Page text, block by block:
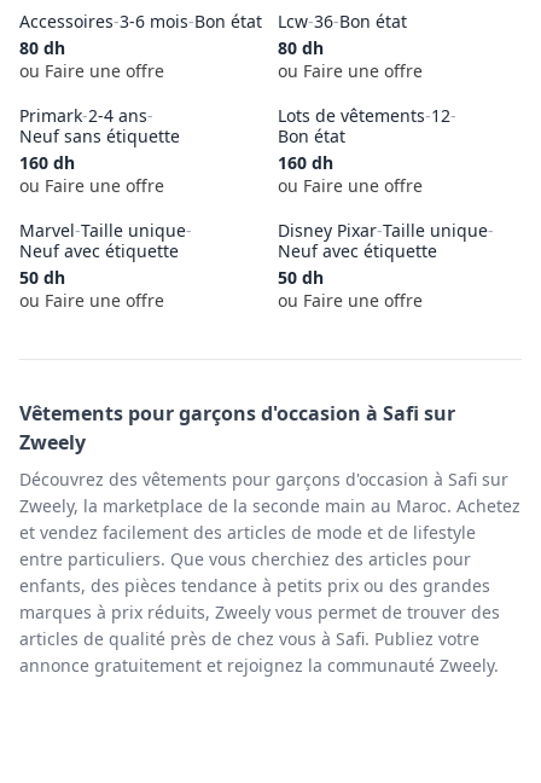
Accessoires-3-6 mois-Bon état
80 dh
ou Faire une offre
Lcw-36-Bon état
80 dh
ou Faire une offre
Primark-2-4 ans-
Neuf sans étiquette
160 dh
ou Faire une offre
Lots de vêtements-12-
Bon état
160 dh
ou Faire une offre
Marvel-Taille unique-
Neuf avec étiquette
50 dh
ou Faire une offre
Disney Pixar-Taille unique-
Neuf avec étiquette
50 dh
ou Faire une offre
Vêtements pour garçonsd'occasion à Safi sur
Zweely
Découvrez des vêtements pour garçons d'occasion à Safi sur
Zweely, la marketplace de la seconde main au Maroc. Achetez
et vendez facilement des articles de mode et de lifestyle
entre particuliers. Que vous cherchiez des articles pour
enfants, des pièces tendance à petits prix ou des grandes
marques à prix réduits, Zweely vous permet de trouver des
articles de qualité près de chez vous à Safi. Publiez votre
annonce gratuitement et rejoignez la communauté Zweely.